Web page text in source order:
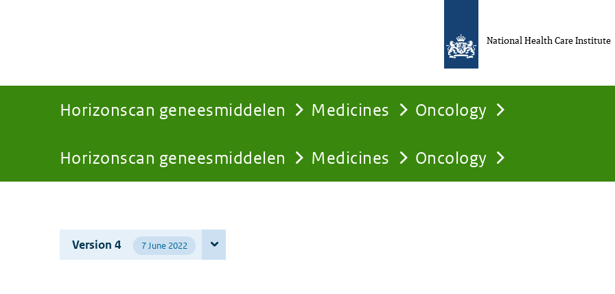
Horizonscan geneesmiddelen Medicines Oncology
You
here:
Horizonscan geneesmiddelen Medicines Oncology
National Health Care Institute
Version 4 7 June 2022